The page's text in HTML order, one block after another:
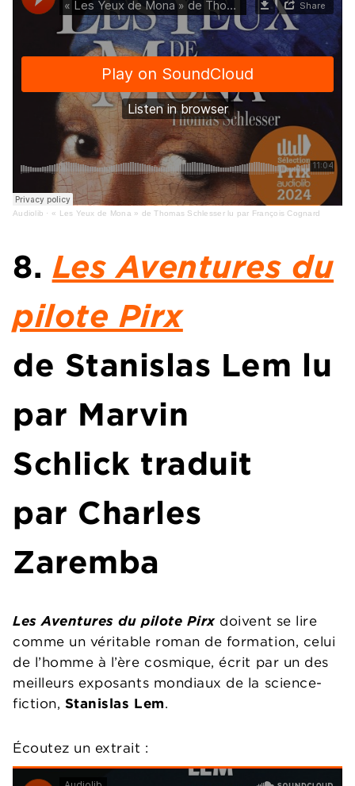
Audiolib · « Les Yeux de Mona » de Thomas Schlesser lu par François Cognard
8. Les Aventures du
pilote Pirx
de Stanislas Lem lu
par Marvin
Schlick traduit
par Charles
Zaremba
Les Aventures du pilote Pirxdoivent se lire
comme un véritable roman de formation, celui
de l’homme à l’ère cosmique, écrit par un des
meilleurs exposants mondiaux de la science-
fiction, Stanislas Lem.
Écoutez un extrait :